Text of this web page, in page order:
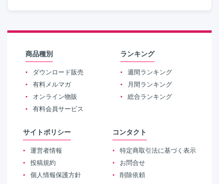
商品種別
ダウンロード販売
有料メルマガ
オンライン物販
有料会員サービス
ランキング
週間ランキング
月間ランキング
総合ランキング
サイトポリシー
運営者情報
投稿規約
個人情報保護方針
コンタクト
特定商取引法に基づく表示
お問合せ
削除依頼